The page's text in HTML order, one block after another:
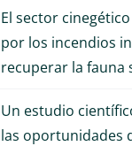
El sector
por los incendios
recuperar la fauna
Un estudio
las oportunidades